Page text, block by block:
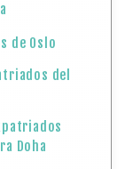
de Oslo
del
Doha